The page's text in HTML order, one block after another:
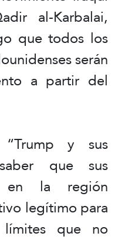
al-Karbalai,
que todos los
serán
a partir del
“Trump y sus
que sus
en la región
legítimo para
que no